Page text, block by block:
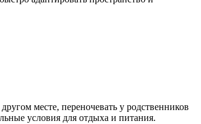
месте, переночевать у родственников
условия для отдыха и питания.